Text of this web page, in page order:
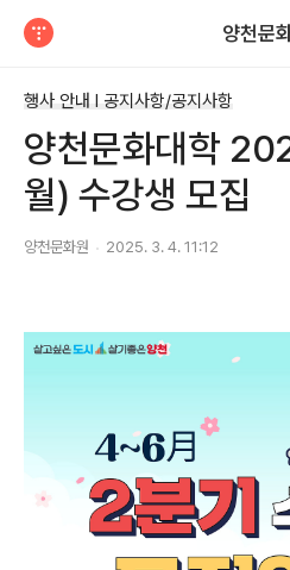
양천문
행사 안내 Ι 공지사항/공지사항
양천문화대학
월) 수강생 모집
양천문화원 2025. 3. 4. 11:12